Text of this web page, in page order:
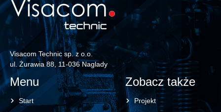
Visacom Technic sp. z o.o.
ul. Żurawia 88, 11-036 Naglady
Menu
Start
Zobacz także
Projekt